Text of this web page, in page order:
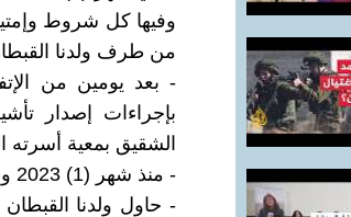
وفيها كل شروط
من طرف ولدنا
- بعد يومين من
بإجراءات إصدار
الشقيق بمعية أسرته
- منذ شهر (1) 2023 وحتى الآن.. توقفت الإتصالات مع ولدنا القبطان زياد !؟
- حاول ولدنا